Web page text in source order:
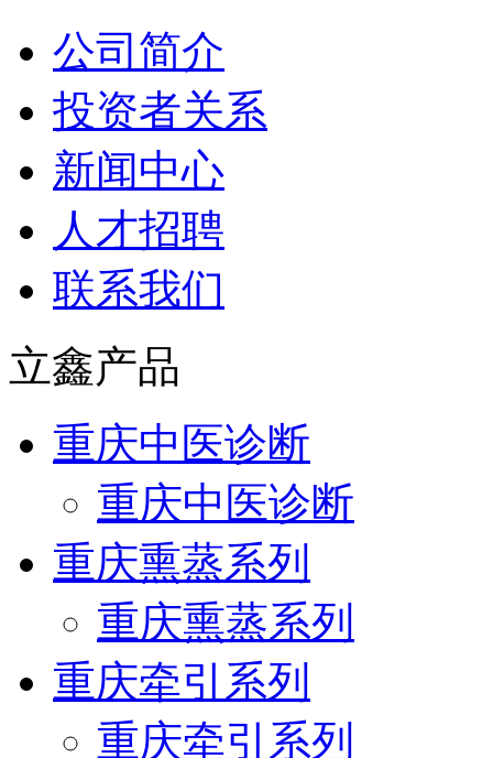
公司简介
投资者关系
新闻中心
人才招聘
联系我们
立鑫产品
重庆中医诊断
重庆中医诊断
重庆熏蒸系列
重庆熏蒸系列
重庆牵引系列
重庆牵引系列